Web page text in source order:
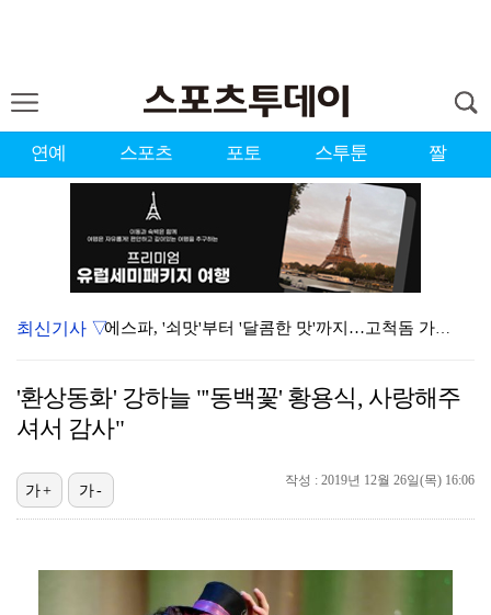
연예 스포츠 포토 스투툰 짤
에스파, '쇠맛'부터 '달콤한 맛'까지…고척돔 가득 채…
에스파, 고척돔 입성…공연 시작 40분 만에 첫 인사 …
박지민 아나운서 "발리까지 갔는데…'피의 게임2' 출연…
에스파 고척돔 공연에 반가운 얼굴…아이들 미연·트와이스…
최신기사 ▽
'환상동화' 강하늘 "'동백꽃' 황용식, 사랑해주
셔서 감사"
작성 : 2019년 12월 26일(목) 16:06
가+ 가-